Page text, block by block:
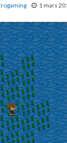
1 mars